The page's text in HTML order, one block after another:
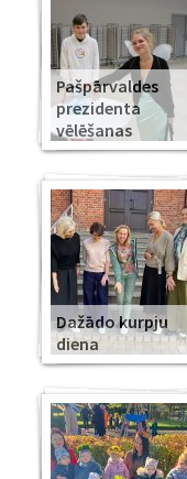
Pašpārvaldes
prezidenta
vēlēšanas
Dažādo kurpju
diena